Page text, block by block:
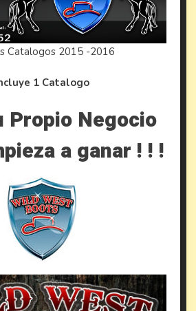
Catalogos 2015 -2016
1 Catalogo
Propio Negocio
a ganar ! ! !